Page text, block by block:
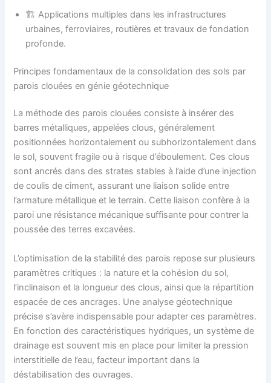
🏗️ Applications multiples dans les infrastructures
urbaines, ferroviaires, routières et travaux de fondation
profonde.
Principes fondamentaux de la consolidation des sols par
parois clouées en génie géotechnique
La méthode des parois clouées consiste à insérer des
barres métalliques, appelées clous, généralement
positionnées horizontalement ou subhorizontalement dans
le sol, souvent fragile ou à risque d’éboulement. Ces clous
sont ancrés dans des strates stables à l’aide d’une injection
de coulis de ciment, assurant une liaison solide entre
l’armature métallique et le terrain. Cette liaison confère à la
paroi une résistance mécanique suffisante pour contrer la
poussée des terres excavées.
L’optimisation de la stabilité des parois repose sur plusieurs
paramètres critiques : la nature et la cohésion du sol,
l’inclinaison et la longueur des clous, ainsi que la répartition
espacée de ces ancrages. Une analyse géotechnique
précise s’avère indispensable pour adapter ces paramètres.
En fonction des caractéristiques hydriques, un système de
drainage est souvent mis en place pour limiter la pression
interstitielle de l’eau, facteur important dans la
déstabilisation des ouvrages.